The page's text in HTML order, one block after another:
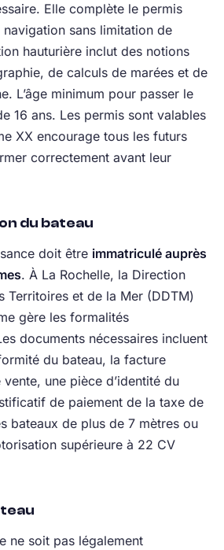
Elle complète le permis
sans limitation de
hauturière inclut des notions
de calculs de marées et de
L’âge minimum pour passer le
16 ans. Les permis sont valables
XX encourage tous les futurs
correctement avant leur
du bateau
doit être immatriculé auprès
. À La Rochelle, la Direction
Territoires et de la Mer (DDTM)
gère les formalités
documents nécessaires incluent
du bateau, la facture
vente, une pièce d’identité du
de paiement de la taxe de
bateaux de plus de 7 mètres ou
supérieure à 22 CV
ne soit pas légalement